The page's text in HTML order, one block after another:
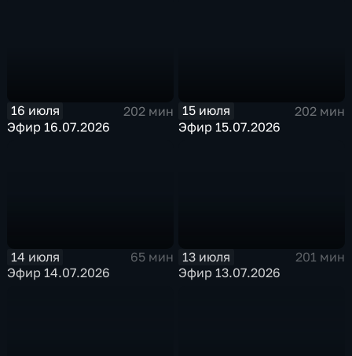
16 июля
202 мин
Эфир 16.07.2026
15 июля
202 мин
Эфир 15.07.2026
14 июля
65 мин
Эфир 14.07.2026
13 июля
201 мин
Эфир 13.07.2026